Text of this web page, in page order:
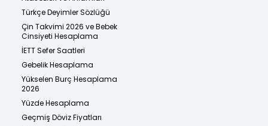
Türkçe Deyimler Sözlüğü
Çin Takvimi 2026 ve Bebek
Cinsiyeti Hesaplama
İETT Sefer Saatleri
Gebelik Hesaplama
Yükselen Burç Hesaplama
2026
Yüzde Hesaplama
Geçmiş Döviz Fiyatları